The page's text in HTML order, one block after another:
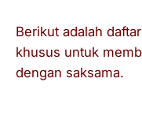
Berikut adalah
khusus untuk
dengan saksama.